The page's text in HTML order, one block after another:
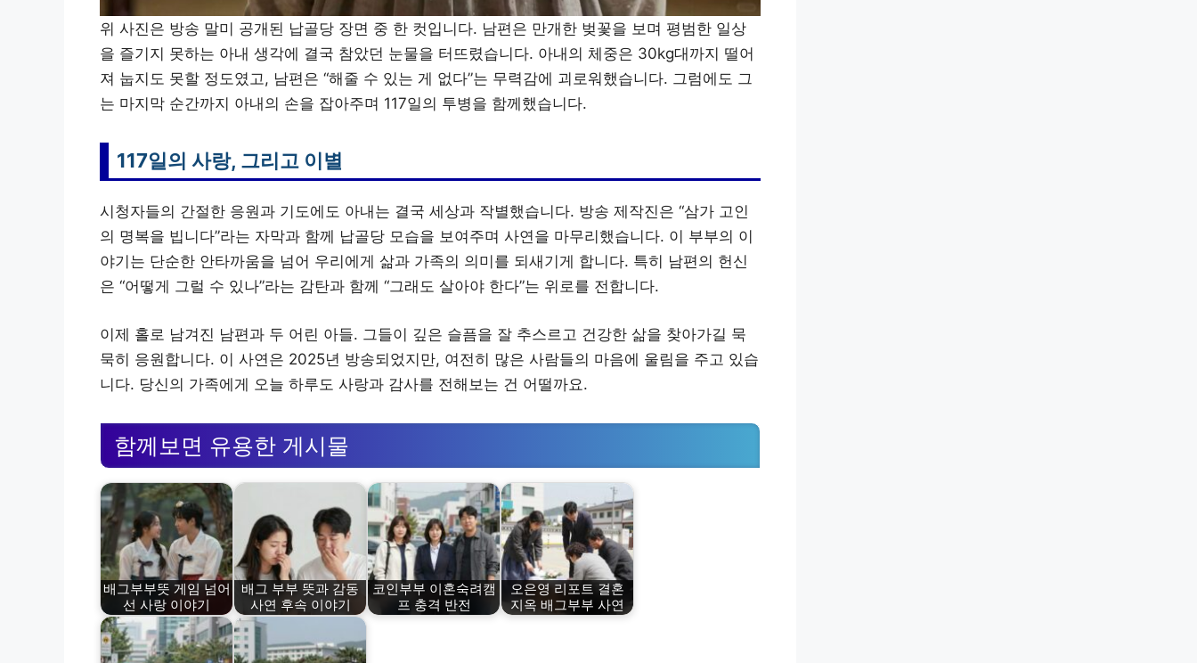
위 사진은 방송 말미 공개된 납골당 장면 중 한 컷입니다. 남편은 만개한 벚꽃을 보며 평범한 일상
을 즐기지 못하는 아내 생각에 결국 참았던 눈물을 터뜨렸습니다. 아내의 체중은 30kg대까지 떨어
져 눕지도 못할 정도였고, 남편은 “해줄 수 있는 게 없다”는 무력감에 괴로워했습니다. 그럼에도 그
는 마지막 순간까지 아내의 손을 잡아주며 117일의 투병을 함께했습니다.
117일의 사랑, 그리고 이별
시청자들의 간절한 응원과 기도에도 아내는 결국 세상과 작별했습니다. 방송 제작진은 “삼가 고인
의 명복을 빕니다”라는 자막과 함께 납골당 모습을 보여주며 사연을 마무리했습니다. 이 부부의 이
야기는 단순한 안타까움을 넘어 우리에게 삶과 가족의 의미를 되새기게 합니다. 특히 남편의 헌신
은 “어떻게 그럴 수 있나”라는 감탄과 함께 “그래도 살아야 한다”는 위로를 전합니다.
이제 홀로 남겨진 남편과 두 어린 아들. 그들이 깊은 슬픔을 잘 추스르고 건강한 삶을 찾아가길 묵
묵히 응원합니다. 이 사연은 2025년 방송되었지만, 여전히 많은 사람들의 마음에 울림을 주고 있습
니다. 당신의 가족에게 오늘 하루도 사랑과 감사를 전해보는 건 어떨까요.
함께보면 유용한 게시물
배그부부뜻 게임 넘어
선 사랑 이야기
배그 부부 뜻과 감동
사연 후속 이야기
코인부부 이혼숙려캠
프 충격 반전
오은영 리포트 결혼
지옥 배그부부 사연